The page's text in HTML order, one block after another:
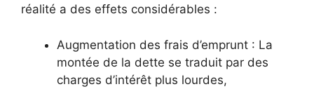
réalité a des effets considérables :
Augmentation des frais d’emprunt : La
montée de la dette se traduit par des
charges d’intérêt plus lourdes,